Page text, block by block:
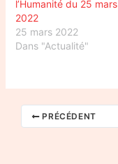
l’Humanité du 25 mars
2022
25 mars 2022
Dans "Actualité"
PRÉCÉDENT